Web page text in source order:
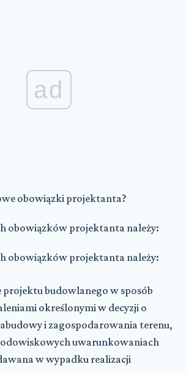
ad
obowiązki projektanta?
obowiązków projektanta należy:
obowiązków projektanta należy:
budowlanego w sposób
określonymi w decyzji o
i zagospodarowania terenu,
uwarunkowaniach
w wypadku realizacji